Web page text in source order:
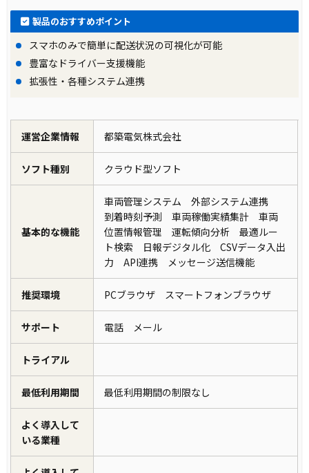
製品のおすすめポイント
スマホのみで簡単に配送状況の可視化が可能
豊富なドライバー支援機能
拡張性・各種システム連携
運営企業情報 都築電気株式会社
ソフト種別 クラウド型ソフト
基本的な機能
車両管理システム 外部システム連携
到着時刻予測 車両稼働実績集計 車両
位置情報管理 運転傾向分析 最適ルー
ト検索 日報デジタル化 CSVデータ入出
力 API連携 メッセージ送信機能
推奨環境 PCブラウザ スマートフォンブラウザ
サポート 電話 メール
トライアル
最低利用期間 最低利用期間の制限なし
よく導入して
いる業種